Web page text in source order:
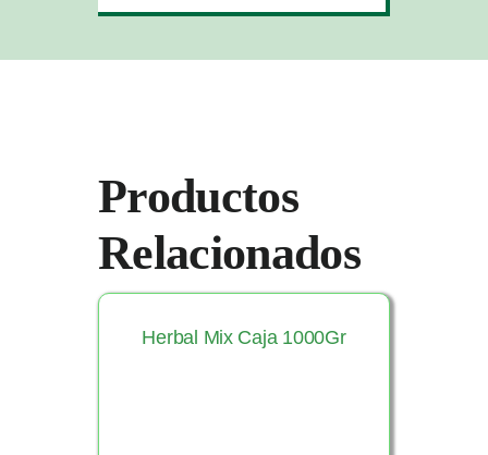
Productos
Relacionados
Herbal Mix Caja 1000Gr